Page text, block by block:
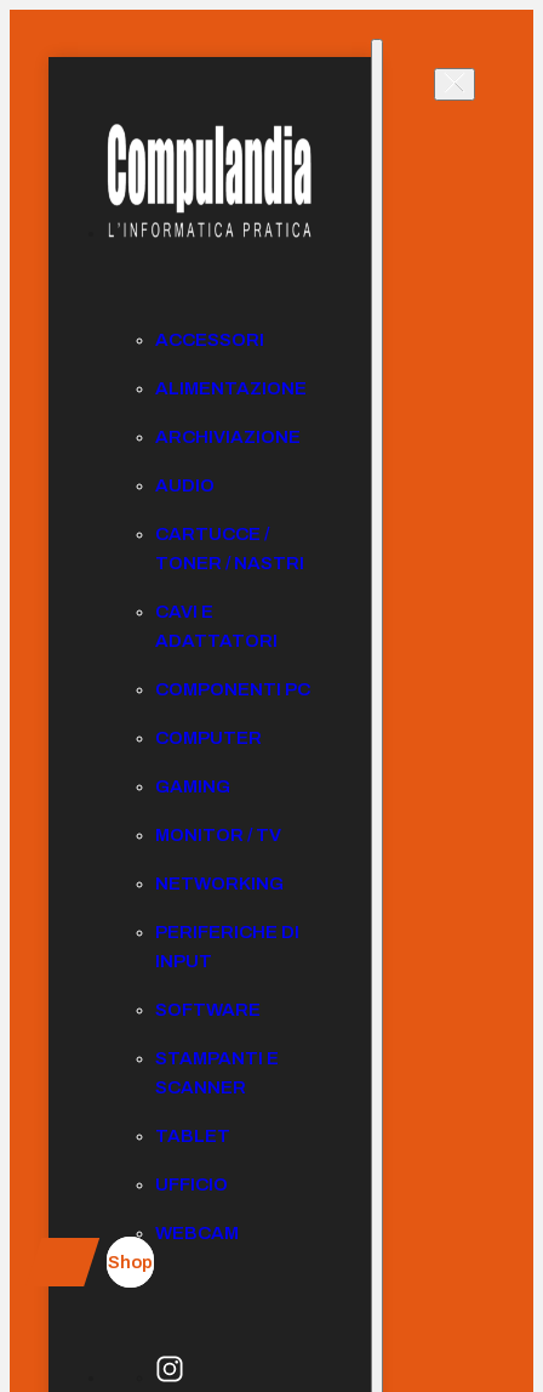
ACCESSORI
ALIMENTAZIONE
ARCHIVIAZIONE
AUDIO
CARTUCCE /
TONER / NASTRI
CAVI E
ADATTATORI
COMPONENTI PC
COMPUTER
GAMING
MONITOR / TV
NETWORKING
PERIFERICHE DI
INPUT
SOFTWARE
STAMPANTI E
SCANNER
TABLET
UFFICIO
WEBCAM
Shop